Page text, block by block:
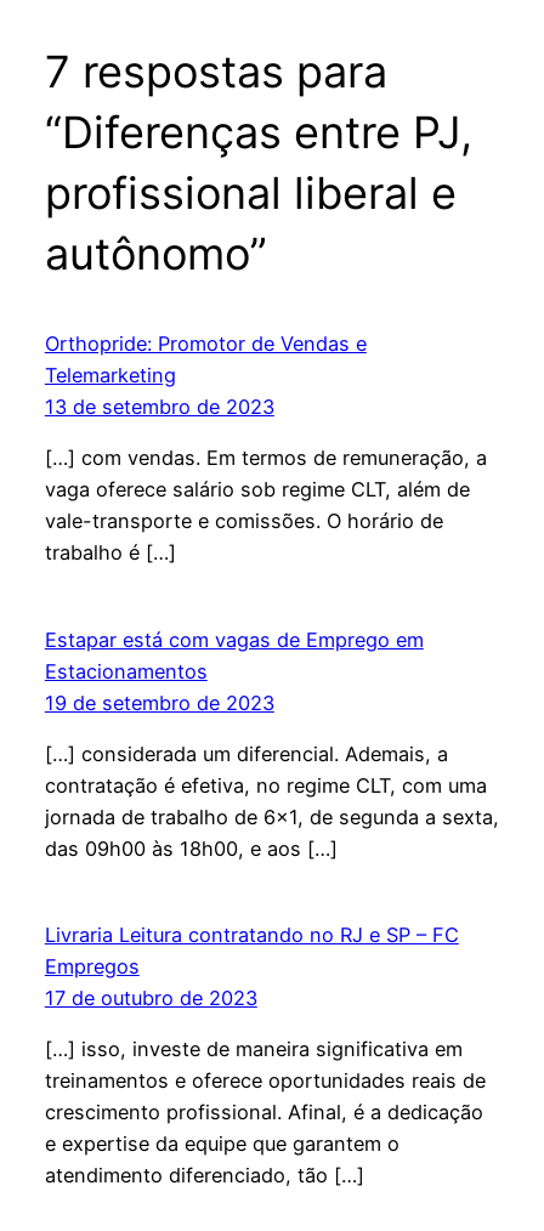
7 respostas para
“Diferenças entre PJ,
profissional liberal e
autônomo”
Orthopride: Promotor de Vendas e
Telemarketing
13 de setembro de 2023
[…] com vendas. Em termos de remuneração, a
vaga oferece salário sob regime CLT, além de
vale-transporte e comissões. O horário de
trabalho é […]
Estapar está com vagas de Emprego em
Estacionamentos
19 de setembro de 2023
[…] considerada um diferencial. Ademais, a
contratação é efetiva, no regime CLT, com uma
jornada de trabalho de 6×1, de segunda a sexta,
das 09h00 às 18h00, e aos […]
Livraria Leitura contratando no RJ e SP – FC
Empregos
17 de outubro de 2023
[…] isso, investe de maneira significativa em
treinamentos e oferece oportunidades reais de
crescimento profissional. Afinal, é a dedicação
e expertise da equipe que garantem o
atendimento diferenciado, tão […]